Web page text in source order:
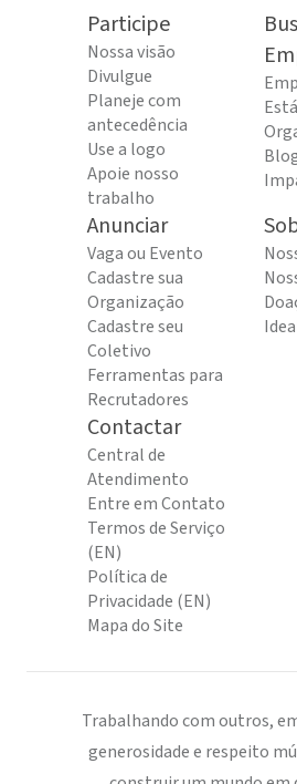
Participe
Nossa visão
Divulgue
Planeje com
antecedência
Use a logo
Apoie nosso
trabalho
Anunciar
Vaga ou Evento
Cadastre sua
Organização
Cadastre seu
Coletivo
Ferramentas para
Recrutadores
Contactar
Central de
Atendimento
Entre em Contato
Termos de Serviço
(EN)
Política de
Privacidade (EN)
Mapa do Site
Trabalhando com outros,
generosidade e respeito